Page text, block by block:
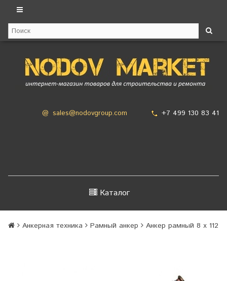
@ sales@nodovgroup.com +7 499 130 83 41
Каталог
Анкерная техника Рамный анкер Анкер рамный 8 х 112